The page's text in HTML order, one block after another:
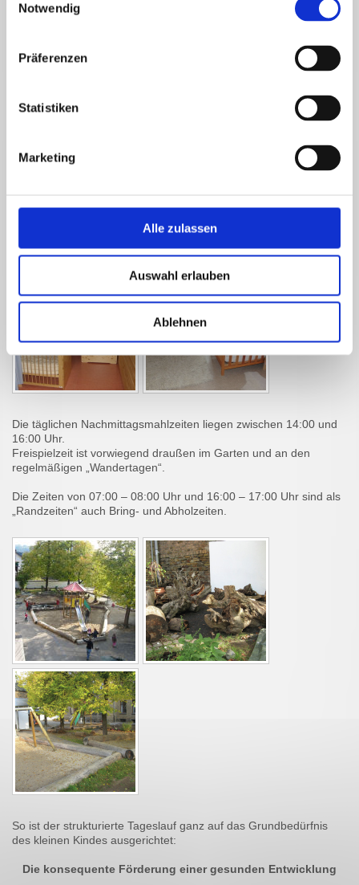
Notwendig
Präferenzen
Statistiken
Marketing
Alle zulassen
Auswahl erlauben
Ablehnen
Die tägliche Mittagsruhe ist von 12:00 – 14:00 Uhr. Hier liegen die
Schlafenszeiten für alle Kinder. An der Mittagsruhe nimmt jedes
Die täglichen Nachmittagsmahlzeiten liegen zwischen 14:00 und
16:00 Uhr.
Freispielzeit ist vorwiegend draußen im Garten und an den
regelmäßigen „Wandertagen“.
Die Zeiten von 07:00 – 08:00 Uhr und 16:00 – 17:00 Uhr sind als
„Randzeiten“ auch Bring- und Abholzeiten.
So ist der strukturierte Tageslauf ganz auf das Grundbedürfnis
des kleinen Kindes ausgerichtet:
Die konsequente Förderung einer gesunden Entwicklung